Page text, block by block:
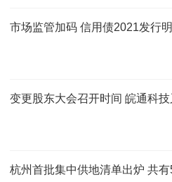
市场监管加码 信用债2021发行
变更股东大会召开时间 皖通科
杭州首批集中供地清单出炉 共